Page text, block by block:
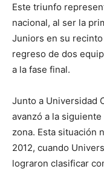
Este triunfo
nacional, al ser la
Juniors en su
regreso de dos
a la fase final.
Junto a Universidad
avanzó a la
zona. Esta situación
2012, cuando
lograron clasificar